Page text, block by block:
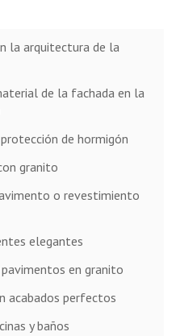
la arquitectura de la
de la fachada en la
de hormigón
granito
o revestimiento
elegantes
en granito
acabados perfectos
y baños